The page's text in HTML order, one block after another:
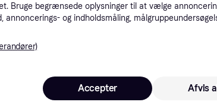
Bruge begrænsede oplysninger til at vælge
annoncerings- og indholdsmåling,
Afvis
Accepter